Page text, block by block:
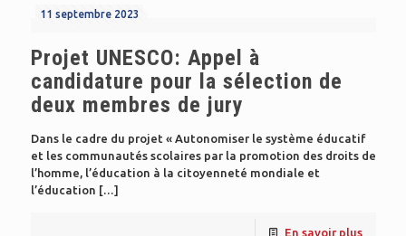
11 septembre 2023
Projet UNESCO: Appel à
candidature pour la sélection de
deux membres de jury
Dans le cadre du projet « Autonomiser le système éducatif
et les communautés scolaires par la promotion des droits de
l’homme, l’éducation à la citoyenneté mondiale et
l’éducation […]
En savoir plus